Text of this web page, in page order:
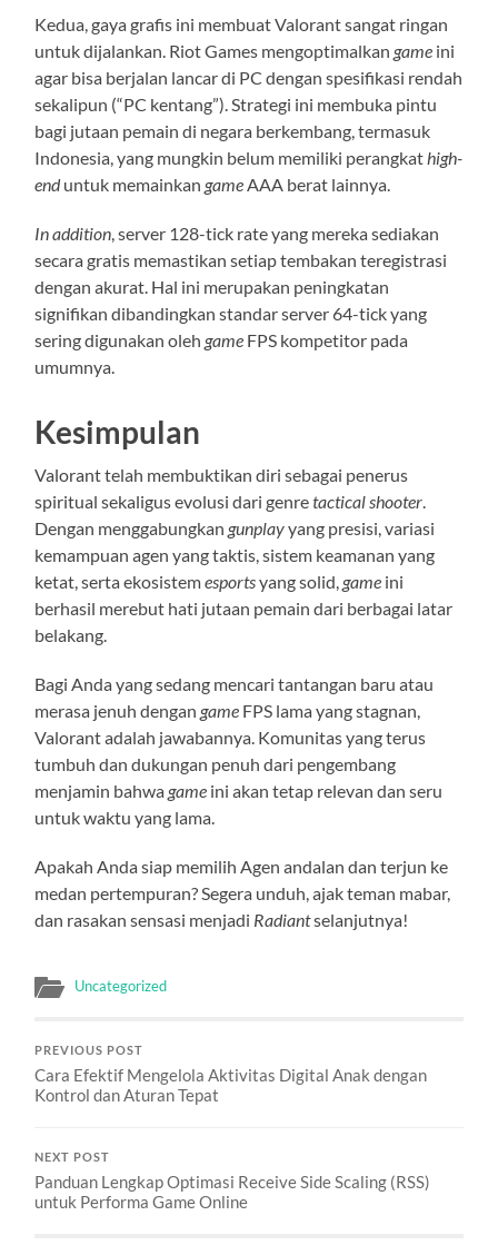
Kedua, gaya grafis ini membuat Valorant sangat ringan
untuk dijalankan. Riot Games mengoptimalkan game ini
agar bisa berjalan lancar di PC dengan spesifikasi rendah
sekalipun (“PC kentang”). Strategi ini membuka pintu
bagi jutaan pemain di negara berkembang, termasuk
Indonesia, yang mungkin belum memiliki perangkat high-
enduntuk memainkan game AAA berat lainnya.
In addition , server 128-tick rate yang mereka sediakan
secara gratis memastikan setiap tembakan teregistrasi
dengan akurat. Hal ini merupakan peningkatan
signifikan dibandingkan standar server 64-tick yang
sering digunakan oleh game FPS kompetitor pada
umumnya.
Kesimpulan
Valorant telah membuktikan diri sebagai penerus
spiritual sekaligus evolusi dari genretactical shooter
Dengan menggabungkan gunplayyang presisi, variasi
kemampuan agen yang taktis, sistem keamanan yang
ketat, serta ekosistemesportsyang solid, game ini
berhasil merebut hati jutaan pemain dari berbagai latar
belakang.
Bagi Anda yang sedang mencari tantangan baru atau
merasa jenuh dengan game FPS lama yang stagnan,
Valorant adalah jawabannya. Komunitas yang terus
tumbuh dan dukungan penuh dari pengembang
menjamin bahwa game ini akan tetap relevan dan seru
untuk waktu yang lama.
Apakah Anda siap memilih Agen andalan dan terjun ke
medan pertempuran? Segera unduh, ajak teman mabar,
dan rasakan sensasi menjadi Radiantselanjutnya!
Uncategorized
PREVIOUS POST
Cara Efektif Mengelola Aktivitas Digital Anak dengan
Kontrol dan Aturan Tepat
NEXT POST
Panduan Lengkap Optimasi Receive Side Scaling (RSS)
untuk Performa Game Online